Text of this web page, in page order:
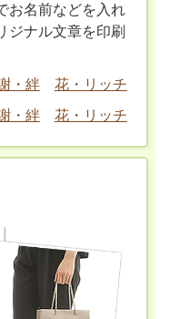
お名前などを入れ
ジナル文章を印刷
・絆
花・リッチ
・絆 花・リッチ